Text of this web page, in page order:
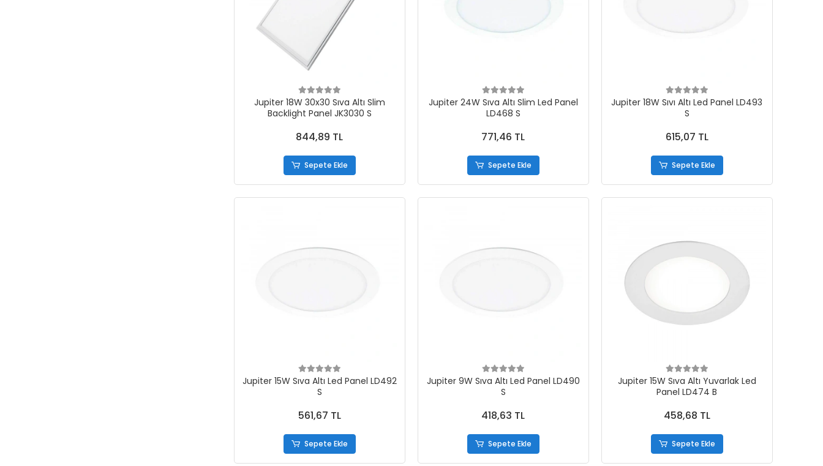
Jupiter 18W 30x30 Sıva Altı Slim
Backlight Panel JK3030 S
844,89 TL
Sepete Ekle
Jupiter 24W Sıva Altı Slim Led Panel
LD468 S
771,46 TL
Sepete Ekle
Jupiter 18W Sıvı Altı Led Panel LD493
S
615,07 TL
Sepete Ekle
Jupiter 15W Sıva Altı Led Panel LD492
S
561,67 TL
Sepete Ekle
Jupiter 9W Sıva Altı Led Panel LD490
S
418,63 TL
Sepete Ekle
Jupiter 15W Sıva Altı Yuvarlak Led
Panel LD474 B
458,68 TL
Sepete Ekle